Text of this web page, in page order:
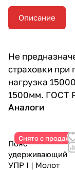
Описание
Не
страховки при
нагрузка
1500мм. ГОСТ
Аналоги
Снято с продаж
Пояс
удерживающий
УПР I | Молот